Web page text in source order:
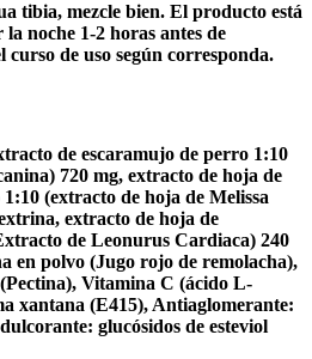
tibia, mezcle bien. El producto está
noche 1-2 horas antes de
curso de uso según corresponda.
de escaramujo de perro 1:10
720 mg, extracto de hoja de
(extracto de hoja de Melissa
extracto de hoja de
de Leonurus Cardiaca) 240
en polvo (Jugo rojo de remolacha),
Vitamina C (ácido L-
xantana (E415), Antiaglomerante:
glucósidos de esteviol